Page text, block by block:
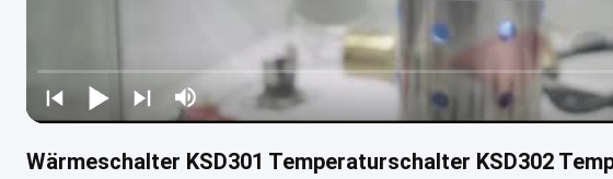
Wärmeschalter KSD301 Temperaturschalter KSD302